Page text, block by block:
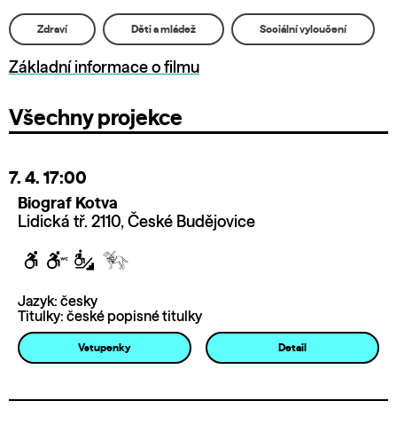
Zdraví Děti a mládež Sociální vyloučení
Základní informace o filmu
Všechny projekce
7. 4. 17:00
Biograf Kotva
Lidická tř. 2110, České Budějovice
Jazyk: česky
Titulky: české popisné titulky
Vstupenky Detail